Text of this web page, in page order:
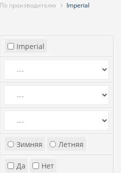
По производителю Imperial
Imperial
Зимняя Летняя
Да Нет